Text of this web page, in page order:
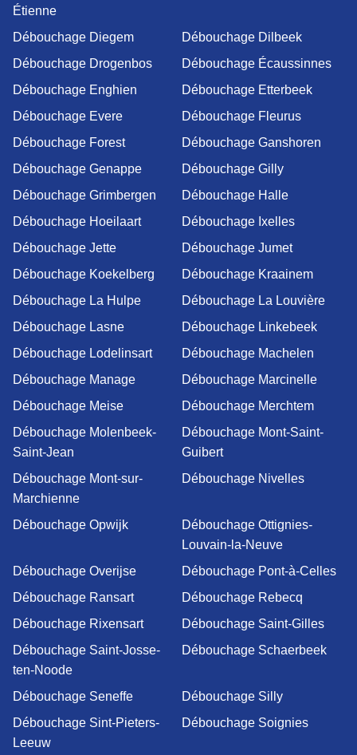
Étienne
Débouchage Diegem
Débouchage Dilbeek
Débouchage Drogenbos
Débouchage Écaussinnes
Débouchage Enghien
Débouchage Etterbeek
Débouchage Evere
Débouchage Fleurus
Débouchage Forest
Débouchage Ganshoren
Débouchage Genappe
Débouchage Gilly
Débouchage Grimbergen
Débouchage Halle
Débouchage Hoeilaart
Débouchage Ixelles
Débouchage Jette
Débouchage Jumet
Débouchage Koekelberg
Débouchage Kraainem
Débouchage La Hulpe
Débouchage La Louvière
Débouchage Lasne
Débouchage Linkebeek
Débouchage Lodelinsart
Débouchage Machelen
Débouchage Manage
Débouchage Marcinelle
Débouchage Meise
Débouchage Merchtem
Débouchage Molenbeek-
Saint-Jean
Débouchage Mont-Saint-
Guibert
Débouchage Mont-sur-
Marchienne
Débouchage Nivelles
Débouchage Opwijk
Débouchage Ottignies-
Louvain-la-Neuve
Débouchage Overijse
Débouchage Pont-à-Celles
Débouchage Ransart
Débouchage Rebecq
Débouchage Rixensart
Débouchage Saint-Gilles
Débouchage Saint-Josse-
ten-Noode
Débouchage Schaerbeek
Débouchage Seneffe
Débouchage Silly
Débouchage Sint-Pieters-
Leeuw
Débouchage Soignies